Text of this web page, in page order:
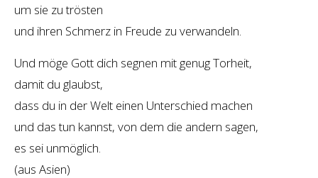
um sie zu trösten
und ihren Schmerz in Freude zu verwandeln.
Und möge Gott dich segnen mit genug Torheit,
damit du glaubst,
dass du in der Welt einen Unterschied machen
und das tun kannst, von dem die andern sagen,
es sei unmöglich.
(aus Asien)